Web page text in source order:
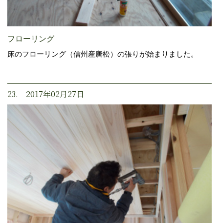
フローリング
床のフローリング（信州産唐松）の張りが始まりました。
23. 2017年02月27日